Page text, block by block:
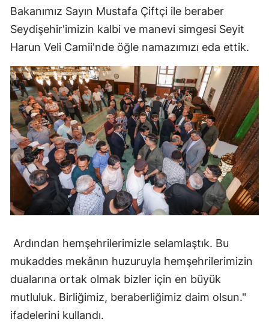
Gümüşhane
Hakkari
Isparta
Mersin
İstanbul
İzmir
Kars
Kastamonu
Kırklareli
Kırşehir
Kocaeli
Bakanımız Sayın Mustafa Çiftçi ile beraber
Seydişehir'imizin kalbi ve manevi simgesi Seyit
Harun Veli Camii'nde öğle namazımızı eda ettik.
Ardından hemşehrilerimizle selamlaştık. Bu
mukaddes mekânın huzuruyla hemşehrilerimizin
dualarına ortak olmak bizler için en büyük
mutluluk. Birliğimiz, beraberliğimiz daim olsun."
ifadelerini kullandı.